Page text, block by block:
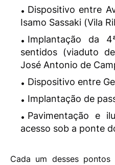
Dispositivo entre
Isamo Sassaki (Vila
Implantação da
sentidos (viaduto
José Antonio de
Dispositivo entre
Implantação de
Pavimentação e
acesso sob a ponte
Cada um desses